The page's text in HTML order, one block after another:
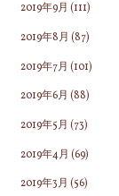
2019年9月 (111)
2019年8月 (87)
2019年7月 (101)
2019年6月 (88)
2019年5月 (73)
2019年4月 (69)
2019年3月 (56)